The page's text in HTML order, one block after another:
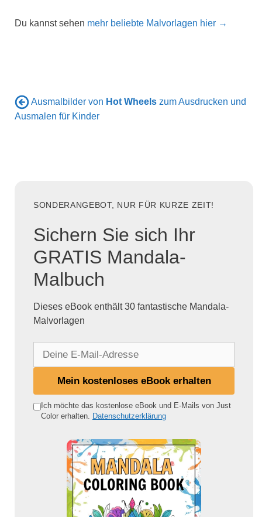
Du kannst sehen mehr beliebte Malvorlagen hier →
Ausmalbilder von Hot Wheels zum Ausdrucken und
Ausmalen für Kinder
SONDERANGEBOT, NUR FÜR KURZE ZEIT!
Sichern Sie sich Ihr
GRATIS Mandala-
Malbuch
Dieses eBook enthält 30 fantastische Mandala-
Malvorlagen
e
Mein kostenloses eBook erhalten
Ich möchte das kostenlose eBook und E-Mails von Just
Color erhalten. Datenschutzerklärung